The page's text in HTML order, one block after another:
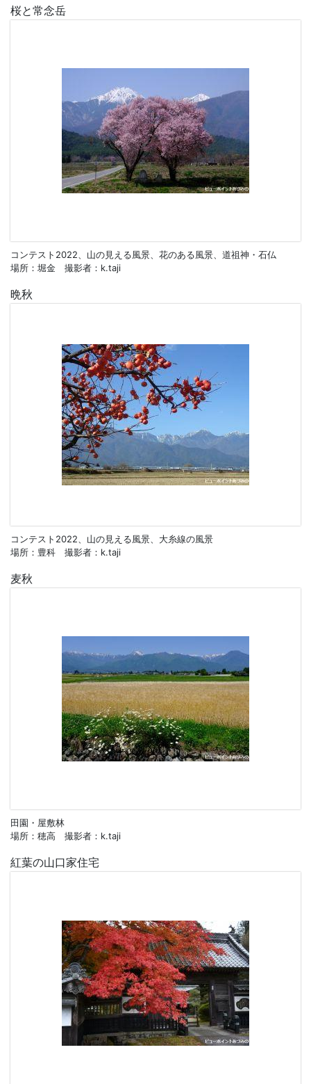
桜と常念岳
コンテスト2022、山の見える風景、花のある風景、道祖神・石仏
場所：堀金 撮影者：k.taji
晩秋
コンテスト2022、山の見える風景、大糸線の風景
場所：豊科 撮影者：k.taji
麦秋
田園・屋敷林
場所：穂高 撮影者：k.taji
紅葉の山口家住宅